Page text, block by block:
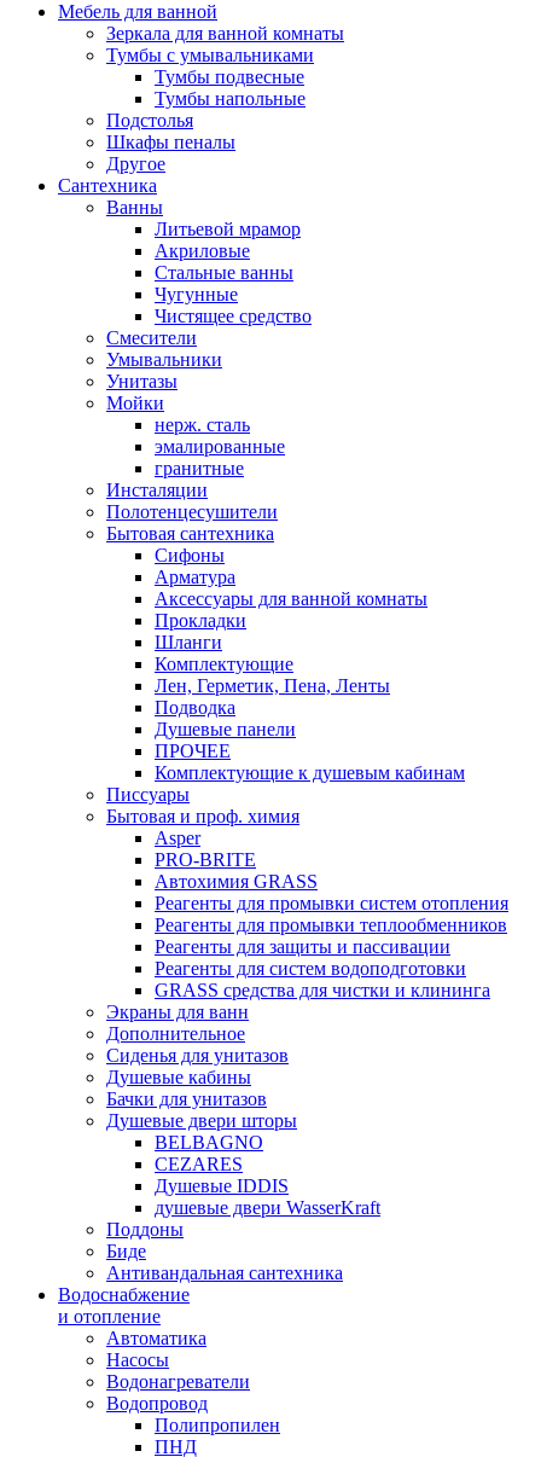
Мебель для ванной
Зеркала для ванной комнаты
Тумбы с умывальниками
Тумбы подвесные
Тумбы напольные
Подстолья
Шкафы пеналы
Другое
Сантехника
Ванны
Литьевой мрамор
Акриловые
Стальные ванны
Чугунные
Чистящее средство
Смесители
Умывальники
Унитазы
Мойки
нерж. сталь
эмалированные
гранитные
Инсталяции
Полотенцесушители
Бытовая сантехника
Сифоны
Арматура
Аксессуары для ванной комнаты
Прокладки
Шланги
Комплектующие
Лен, Герметик, Пена, Ленты
Подводка
Душевые панели
ПРОЧЕЕ
Комплектующие к душевым кабинам
Писсуары
Бытовая и проф. химия
Asper
PRO-BRITE
Автохимия GRASS
Реагенты для промывки систем отопления
Реагенты для промывки теплообменников
Реагенты для защиты и пассивации
Реагенты для систем водоподготовки
GRASS средства для чистки и клининга
Экраны для ванн
Дополнительное
Сиденья для унитазов
Душевые кабины
Бачки для унитазов
Душевые двери шторы
BELBAGNO
CEZARES
Душевые IDDIS
душевые двери WasserKraft
Поддоны
Биде
Антивандальная сантехника
Водоснабжение
и отопление
Автоматика
Насосы
Водонагреватели
Водопровод
Полипропилен
ПНД